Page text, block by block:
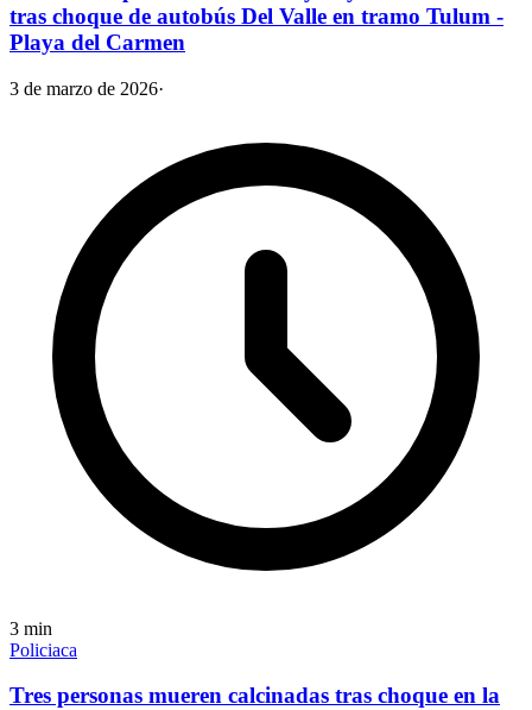
tras choque de autobús Del Valle en tramo Tulum -
Playa del Carmen
3 de marzo de 2026·
3 min
Policiaca
Tres personas mueren calcinadas tras choque en la